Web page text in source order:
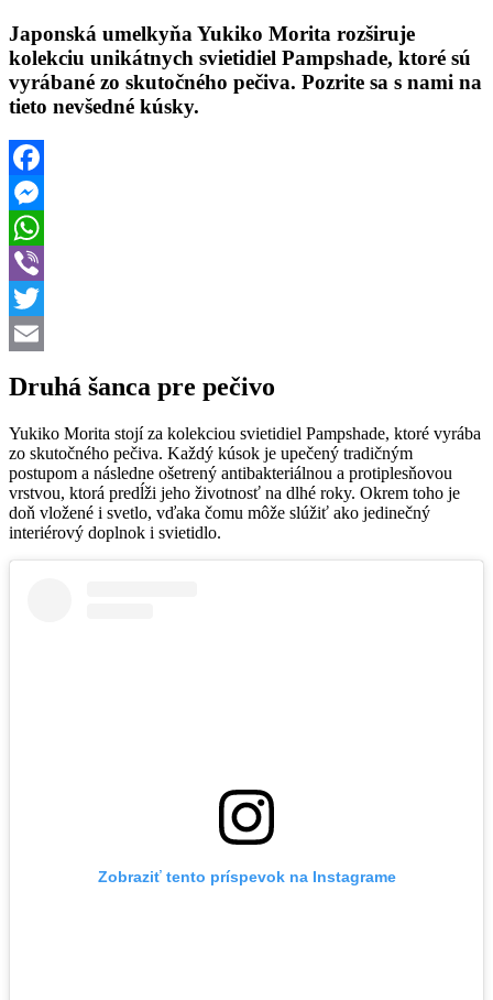
Japonská umelkyňa Yukiko Morita rozširuje
kolekciu unikátnych svietidiel Pampshade, ktoré sú
vyrábané zo skutočného pečiva. Pozrite sa s nami na
tieto nevšedné kúsky.
Facebook
Messenger
WhatsApp
Viber
Twitter
Druhá šanca pre pečivo
Yukiko Morita stojí za kolekciou svietidiel Pampshade, ktoré vyrába
zo skutočného pečiva. Každý kúsok je upečený tradičným
postupom a následne ošetrený antibakteriálnou a protiplesňovou
vrstvou, ktorá predĺži jeho životnosť na dlhé roky. Okrem toho je
doň vložené i svetlo, vďaka čomu môže slúžiť ako jedinečný
interiérový doplnok i svietidlo.
Zobraziť tento príspevok na Instagrame